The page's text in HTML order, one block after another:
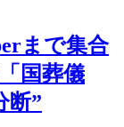
まで集合
国葬儀
断”